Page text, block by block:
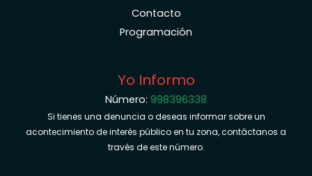
Contacto
Programación
Yo Informo
Número: 998396338
Si tienes una denuncia o deseas informar sobre un
acontecimiento de interés público en tu zona, contáctanos a
través de este número.